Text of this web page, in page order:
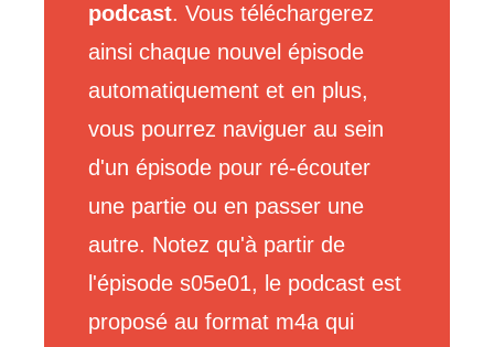
podcast. Vous téléchargerez
ainsi chaque nouvel épisode
automatiquement et en plus,
vous pourrez naviguer au sein
d'un épisode pour ré-écouter
une partie ou en passer une
autre. Notez qu'à partir de
l'épisode s05e01, le podcast est
proposé au format m4a qui